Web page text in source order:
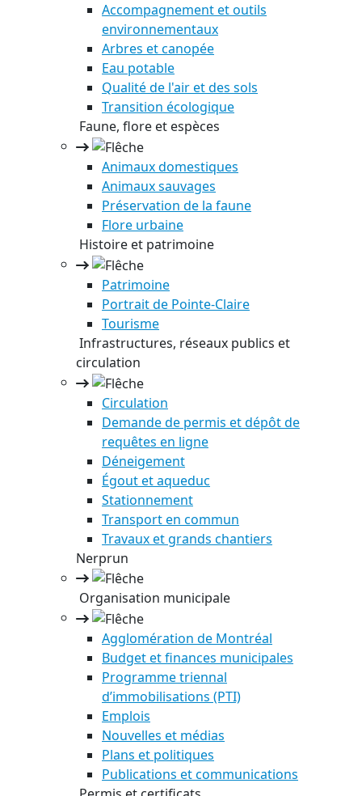
Accompagnement et outils
environnementaux
Arbres et canopée
Eau potable
Qualité de l'air et des sols
Transition écologique
Faune, flore et espèces
Animaux domestiques
Animaux sauvages
Préservation de la faune
Flore urbaine
Histoire et patrimoine
Patrimoine
Portrait de Pointe-Claire
Tourisme
Infrastructures, réseaux publics et
circulation
Circulation
Demande de permis et dépôt de
requêtes en ligne
Déneigement
Égout et aqueduc
Stationnement
Transport en commun
Travaux et grands chantiers
Nerprun
Organisation municipale
Agglomération de Montréal
Budget et finances municipales
Programme triennal
d’immobilisations (PTI)
Emplois
Nouvelles et médias
Plans et politiques
Publications et communications